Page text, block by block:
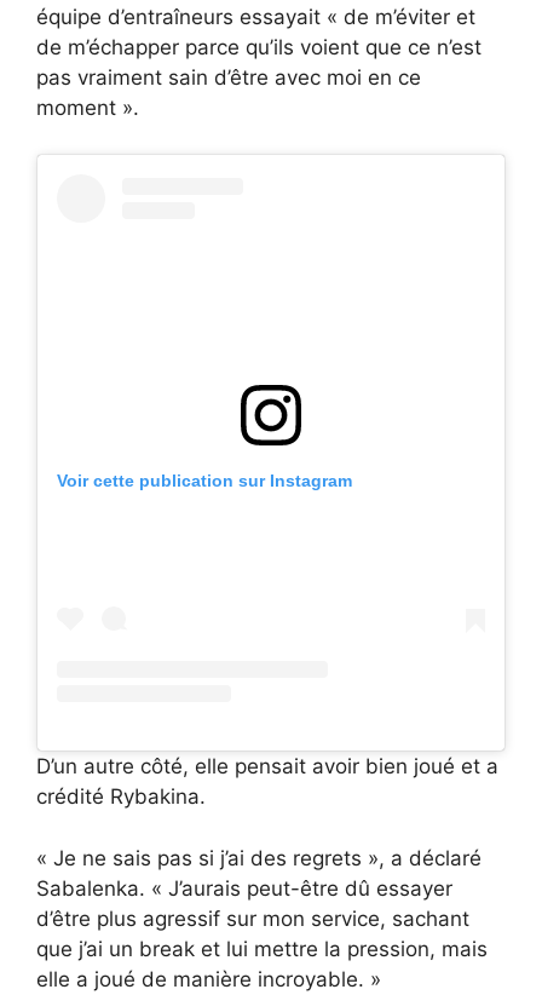
équipe d’entraîneurs essayait « de m’éviter et
de m’échapper parce qu’ils voient que ce n’est
pas vraiment sain d’être avec moi en ce
moment ».
Voir cette publication sur Instagram
D’un autre côté, elle pensait avoir bien joué et a
crédité Rybakina.
« Je ne sais pas si j’ai des regrets », a déclaré
Sabalenka. « J’aurais peut-être dû essayer
d’être plus agressif sur mon service, sachant
que j’ai un break et lui mettre la pression, mais
elle a joué de manière incroyable. »